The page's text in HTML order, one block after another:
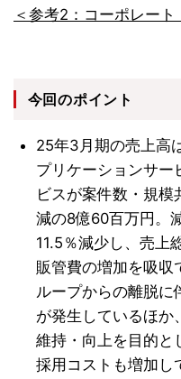
＜参考2：コーポレー
今回のポイント
25年3月期の売上高
プリケーションサー
ビスが案件数・規
減の8億60百万円。
11.5％減少し、売上
販管費の増加を吸収
ループからの離脱に
が発生しているほか
維持・向上を目的と
採用コストも増加し